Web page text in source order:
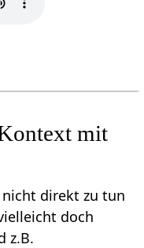
mit
direkt zu tun
z.B.